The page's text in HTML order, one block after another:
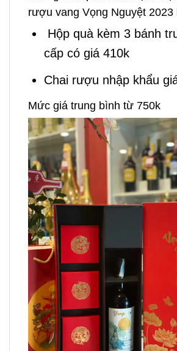
rượu vang Vọng Nguyệt 2023
Hộp quà kèm 3 bánh
cấp có giá 410k
Chai rượu nhập khẩu
Mức giá trung bình từ 750k